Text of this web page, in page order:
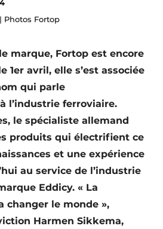
Photos Fortop
marque, Fortop est encore
1er avril, elle s’est associée
qui parle
l’industrie ferroviaire.
le spécialiste allemand
produits qui électrifient ce
et une expérience
au service de l’industrie
Eddicy. « La
changer le monde »,
Harmen Sikkema,